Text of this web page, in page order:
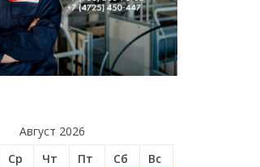
Август 2026
Ср Чт Пт Сб
Вс